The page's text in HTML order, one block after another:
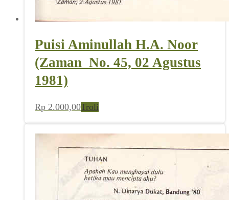
Puisi Aminullah H.A. Noor
(Zaman_No. 45, 02 Agustus
1981)
Rp 2.000,00Troli